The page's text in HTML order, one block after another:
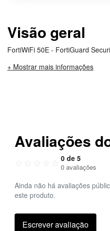
Visão geral
FortiWiFi 50E - FortiGuard
+ Mostrar mais informações
Avaliações
☆ ☆ ☆ ☆ ☆ 0 de 5
0 avaliações
Ainda não há avaliações
este produto.
Escrever avaliação